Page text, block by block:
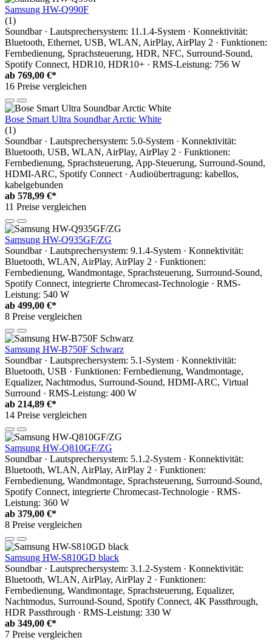
Samsung HW-Q990F
(1)
Soundbar · Lautsprechersystem: 11.1.4-System · Konnektivität:
Bluetooth, Ethernet, USB, WLAN, AirPlay, AirPlay 2 · Funktionen:
Fernbedienung, Sprachsteuerung, HDR, NFC, Surround-Sound,
Spotify Connect, HDR10, HDR10+ · RMS-Leistung: 756 W
ab 769,00 €*
16 Preise vergleichen
Bose Smart Ultra Soundbar Arctic White
(1)
Soundbar · Lautsprechersystem: 5.0-System · Konnektivität:
Bluetooth, USB, WLAN, AirPlay, AirPlay 2 · Funktionen:
Fernbedienung, Sprachsteuerung, App-Steuerung, Surround-Sound,
HDMI-ARC, Spotify Connect · Audioübertragung: kabellos,
kabelgebunden
ab 578,99 €*
11 Preise vergleichen
Samsung HW-Q935GF/ZG
Soundbar · Lautsprechersystem: 9.1.4-System · Konnektivität:
Bluetooth, WLAN, AirPlay, AirPlay 2 · Funktionen:
Fernbedienung, Wandmontage, Sprachsteuerung, Surround-Sound,
Spotify Connect, integrierte Chromecast-Technologie · RMS-
Leistung: 540 W
ab 499,00 €*
8 Preise vergleichen
Samsung HW-B750F Schwarz
Soundbar · Lautsprechersystem: 5.1-System · Konnektivität:
Bluetooth, USB · Funktionen: Fernbedienung, Wandmontage,
Equalizer, Nachtmodus, Surround-Sound, HDMI-ARC, Virtual
Surround · RMS-Leistung: 400 W
ab 214,89 €*
14 Preise vergleichen
Samsung HW‐Q810GF/ZG
Soundbar · Lautsprechersystem: 5.1.2-System · Konnektivität:
Bluetooth, WLAN, AirPlay, AirPlay 2 · Funktionen:
Fernbedienung, Wandmontage, Sprachsteuerung, Surround-Sound,
Spotify Connect, integrierte Chromecast-Technologie · RMS-
Leistung: 360 W
ab 379,00 €*
8 Preise vergleichen
Samsung HW-S810GD black
Soundbar · Lautsprechersystem: 3.1.2-System · Konnektivität:
Bluetooth, WLAN, AirPlay, AirPlay 2 · Funktionen:
Fernbedienung, Wandmontage, Sprachsteuerung, Equalizer,
Nachtmodus, Surround-Sound, Spotify Connect, 4K Passthrough,
HDR Passthrough · RMS-Leistung: 330 W
ab 349,00 €*
7 Preise vergleichen